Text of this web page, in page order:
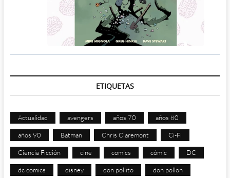
ETIQUETAS
Actualidad avengers años 70 años 80
años 90 Batman Chris Claremont Ci-Fi
Ciencia Ficción cine comics cómic DC
dc comics disney don pollito don pollon